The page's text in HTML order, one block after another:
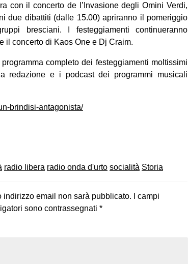
con il concerto de l’Invasione degli Omini Verdi,
due dibattiti (dalle 15.00) apriranno il pomeriggio
bresciani. I festeggiamenti continueranno
il concerto di Kaos One e Dj Craim.
completo dei festeggiamenti moltissimi
redazione e i podcast dei programmi musicali
brindisi-antagonista/
radio libera radio onda d'urto socialità Storia
indirizzo email non sarà pubblicato.
I campi
sono contrassegnati *